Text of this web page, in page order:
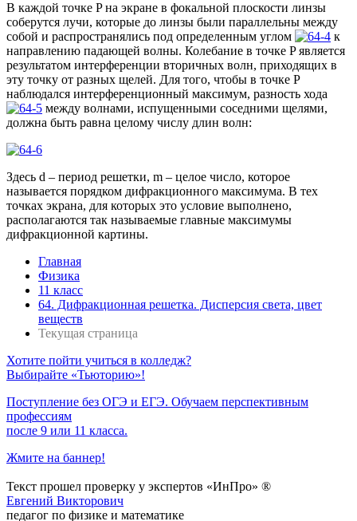
В каждой точке P на экране в фокальной плоскости линзы
соберутся лучи, которые до линзы были параллельны между
собой и распространялись под определенным углом
к
направлению падающей волны. Колебание в точке P является
результатом интерференции вторичных волн, приходящих в
эту точку от разных щелей. Для того, чтобы в точке P
наблюдался интерференционный максимум, разность хода
между волнами, испущенными соседними щелями,
должна быть равна целому числу длин волн:
Здесь d – период решетки, m – целое число, которое
называется порядком дифракционного максимума. В тех
точках экрана, для которых это условие выполнено,
располагаются так называемые главные максимумы
дифракционной картины.
Главная
Физика
11 класс
64. Дифракционная решетка. Дисперсия света, цвет
веществ
Текущая страница
Хотите пойти учиться в колледж?
Выбирайте «Тьюторию»!
Поступление без ОГЭ и ЕГЭ. Обучаем перспективным
профессиям
после 9 или 11 класса.
Жмите на баннер!
Текст прошел проверку у экспертов «ИнПро» ®
Евгений Викторович
педагог по физике и математике